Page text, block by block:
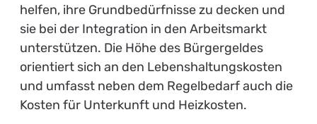
helfen, ihre Grundbedürfnisse zu decken und
sie bei der Integration in den Arbeitsmarkt
unterstützen. Die Höhe des Bürgergeldes
orientiert sich an den Lebenshaltungskosten
und umfasst neben dem Regelbedarf auch die
Kosten für Unterkunft und Heizkosten.